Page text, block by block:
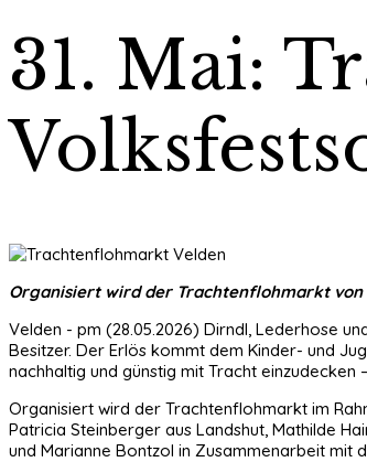
31. Mai:
Organisiert wird der Trachtenflohmarkt
Velden - pm (28.05.2026) Dirndl, Lederhose
Besitzer. Der Erlös kommt dem Kinder- und
nachhaltig und günstig mit Tracht
Organisiert wird der Trachtenflohmarkt im
Patricia Steinberger aus Landshut, Mathilde
und Marianne Bontzol in Zusammenarbeit mit